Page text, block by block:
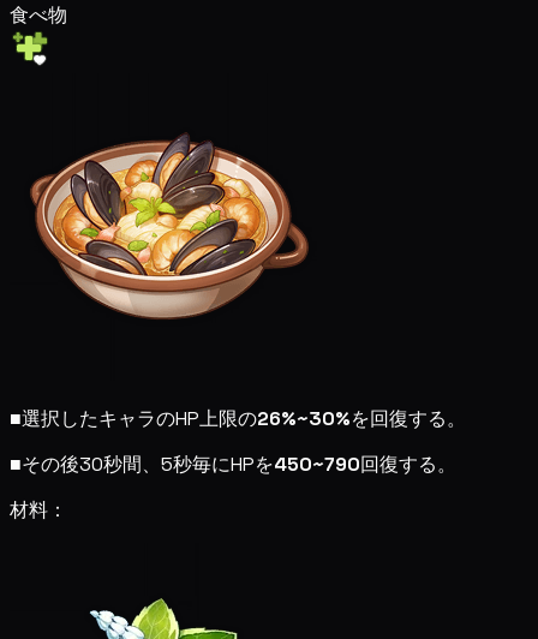
食べ物
■選択したキャラのHP上限の26%~30%を回復する。
■その後30秒間、5秒毎にHPを450~790回復する。
材料：